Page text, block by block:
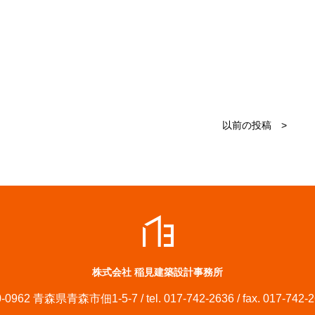
以前の投稿 >
株式会社 稲見建築設計事務所
0962 青森県青森市佃1-5-7 / tel. 017-742-2636 / fax. 017-742-